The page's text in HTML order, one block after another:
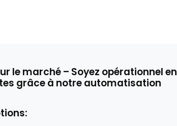
le marché – Soyez opérationnel en
grâce à notre automatisation